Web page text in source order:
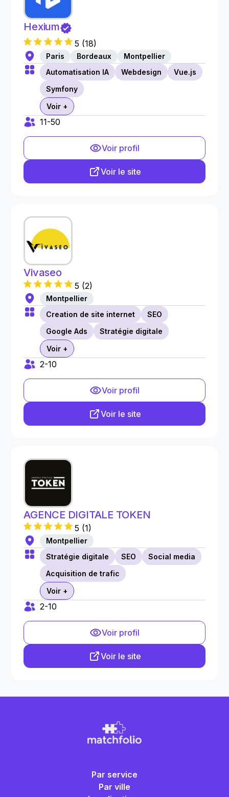
Hexium
5 (18)
Paris Bordeaux
Montpellier
Automatisation IA
Webdesign
Vue.js
Symfony
Voir +
11-50
Voir profil
Voir le site
Vivaseo
5 (2)
Montpellier
Creation de site internet
SEO
Google Ads
Stratégie digitale
Voir +
2-10
Voir profil
Voir le site
AGENCE DIGITALE TOKEN
5 (1)
Montpellier
Stratégie digitale
SEO
Social media
Acquisition de trafic
Voir +
2-10
Voir profil
Voir le site
Par service
Par ville